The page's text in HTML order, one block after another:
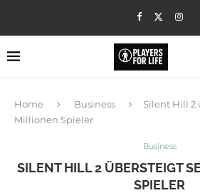
Home Business
Silent Hill 2
Millionen Spieler
Business
SILENT HILL 2 ÜBERSTEIGT
SPIELER